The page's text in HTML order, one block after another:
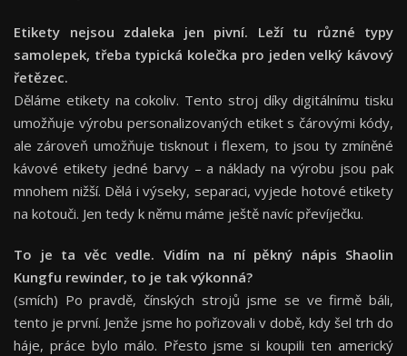
Etikety nejsou zdaleka jen pivní. Leží tu různé typy
samolepek, třeba typická kolečka pro jeden velký kávový
řetězec.
Děláme etikety na cokoliv. Tento stroj díky digitálnímu tisku
umožňuje výrobu personalizovaných etiket s čárovými kódy,
ale zároveň umožňuje tisknout i flexem, to jsou ty zmíněné
kávové etikety jedné barvy – a náklady na výrobu jsou pak
mnohem nižší. Dělá i výseky, separaci, vyjede hotové etikety
na kotouči. Jen tedy k němu máme ještě navíc převíječku.
To je ta věc vedle. Vidím na ní pěkný nápis Shaolin
Kungfu rewinder, to je tak výkonná?
(smích) Po pravdě, čínských strojů jsme se ve firmě báli,
tento je první. Jenže jsme ho pořizovali v době, kdy šel trh do
háje, práce bylo málo. Přesto jsme si koupili ten americký